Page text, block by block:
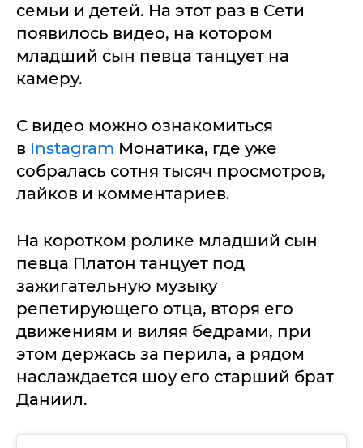
семьи и детей. На этот раз в Сети
появилось видео, на котором
младший сын певца танцует на
камеру.
С видео можно ознакомиться
в Instagram Монатика, где уже
собралась сотня тысяч просмотров,
лайков и комментариев.
На коротком ролике младший сын
певца Платон танцует под
зажигательную музыку
репетирующего отца, вторя его
движениям и виляя бедрами, при
этом держась за перила, а рядом
наслаждается шоу его старший брат
Даниил.